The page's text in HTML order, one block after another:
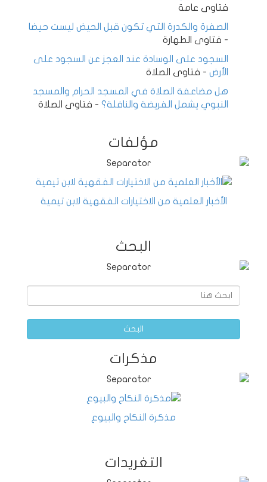
فتاوى عامة
الصفرة والكدرة التي تكون قبل الحيض ليست حيضا
- فتاوى الطهارة
السجود على الوسادة عند العجز عن السجود على
الأرض - فتاوى الصلاة
هل مضاعفة الصلاة في المسجد الحرام والمسجد
النبوي يشمل الفريضة والنافلة؟ - فتاوى الصلاة
مؤلفات
الأخبار العلمية من الاختيارات الفقهية لابن تيمية
البحث
البحث
مذكرات
مذكرة النكاح والبيوع
التغريدات